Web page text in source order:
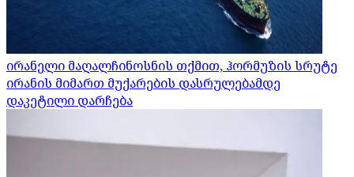
ირანელი მაღალჩინოსნის თქმით, ჰორმუზის სრუტე
ირანის მიმართ მუქარების დასრულებამდე
დაკეტილი დარჩება